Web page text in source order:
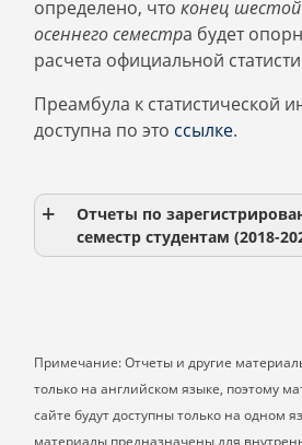
определено, что конец
осеннего семестра будет
расчета официальной
Преамбула к статистической
доступна по это ссылке.
Отчеты по
семестр студентам (2018-
Примечание: Отчеты и другие
только на английском языке, поэтому
сайте будут доступны только на одном